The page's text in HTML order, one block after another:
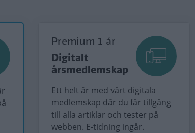
Premium 1 år
Digitalt
årsmedlemskap
Ett helt år med vårt digitala
medlemskap där du får tillgång
till alla artiklar och tester på
webben. E-tidning ingår.